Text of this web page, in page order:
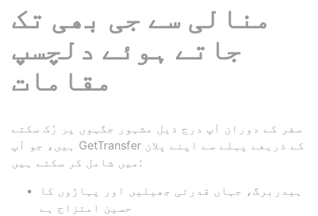
منالی سے جی بھی تک
جاتے ہوئے دلچسپ
مقامات
سفر کے دوران آپ درج ذیل مشہور جگہوں پر رُک سکتے
ہیں، جو آپ GetTransfer کے ذریعے پہلے سے اپنے پلان
میں شامل کر سکتے ہیں:
ہیدربرگ، جہاں قدرتی جھیلیں اور پہاڑوں کا
حسین امتزاج ہے